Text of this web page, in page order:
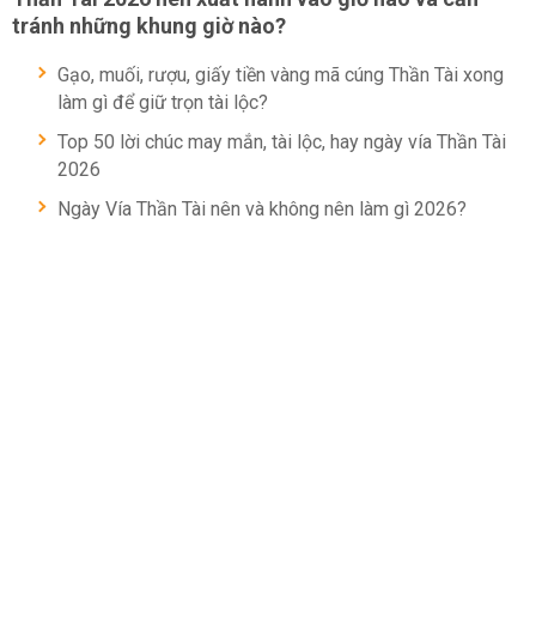
tránh những khung giờ nào?
Gạo, muối, rượu, giấy tiền vàng mã cúng Thần Tài xong
làm gì để giữ trọn tài lộc?
Top 50 lời chúc may mắn, tài lộc, hay ngày vía Thần Tài
2026
Ngày Vía Thần Tài nên và không nên làm gì 2026?